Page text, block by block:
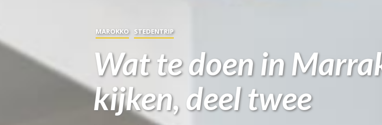
MAROKKO STEDENTRIP
Wat te doen in
kijken, deel twee